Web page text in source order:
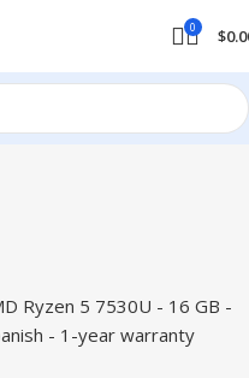
0 $
Ryzen 5 7530U - 16 GB -
- 1-year warranty